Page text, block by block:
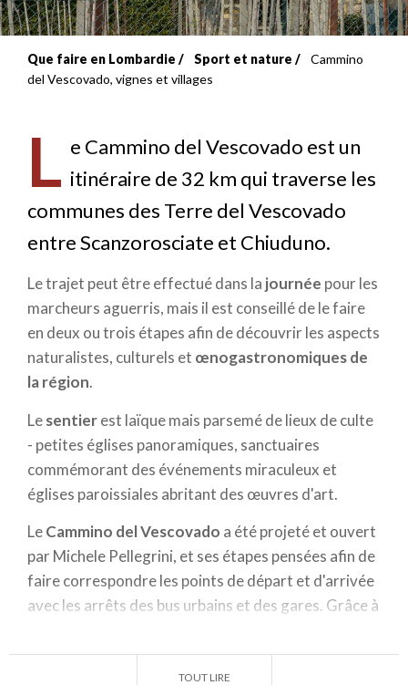
Fil
Que faire en Lombardie Sport et nature
Cammino
del Vescovado, vignes et villages
L e Cammino del Vescovado est un
itinéraire de 32 km qui traverse les
communes des Terre del Vescovado
entre Scanzorosciate et Chiuduno.
Le trajet peut être effectué dans la journée pour les
marcheurs aguerris, mais il est conseillé de le faire
en deux ou trois étapes afin de découvrir les aspects
naturalistes, culturels et œnogastronomiques de
la région.
Lesentierest laïque mais parsemé de lieux de culte
- petites églises panoramiques, sanctuaires
commémorant des événements miraculeux et
églises paroissiales abritant des œuvres d'art.
LeCammino del Vescovado a été projeté et ouvert
par Michele Pellegrini, et ses étapes pensées afin de
faire correspondre les points de départ et d'arrivée
avec les arrêts des bus urbains et des gares. Grâce à
Vescovado permet de passer de brèves vacances
TOUT LIRE